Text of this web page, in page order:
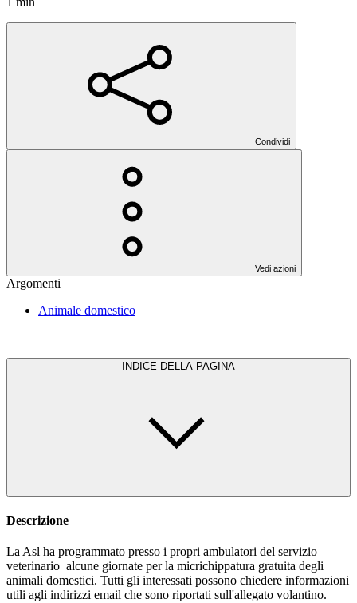
Condividi
Vedi azioni
Argomenti
Animale domestico
INDICE DELLA PAGINA
Descrizione
La Asl ha programmato presso i propri ambulatori del servizio
veterinario alcune giornate per la micrichippatura gratuita degli
animali domestici. Tutti gli interessati possono chiedere informazioni
utili agli indirizzi email che sono riportati sull'allegato volantino.